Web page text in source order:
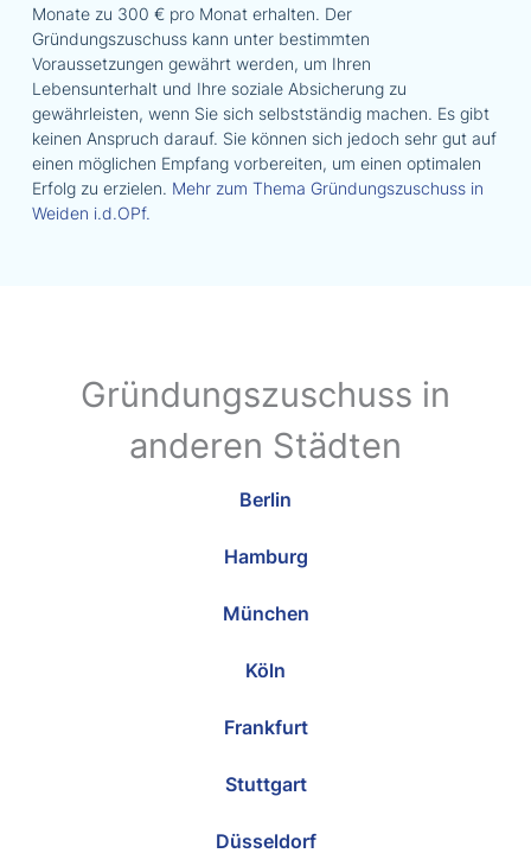
Monate zu 300 € pro Monat erhalten. Der
Gründungszuschuss kann unter bestimmten
Voraussetzungen gewährt werden, um Ihren
Lebensunterhalt und Ihre soziale Absicherung zu
gewährleisten, wenn Sie sich selbstständig machen. Es gibt
keinen Anspruch darauf. Sie können sich jedoch sehr gut auf
einen möglichen Empfang vorbereiten, um einen optimalen
Erfolg zu erzielen. Mehr zum Thema Gründungszuschuss in
Weiden i.d.OPf.
Gründungszuschuss in
anderen Städten
Berlin
Hamburg
München
Köln
Frankfurt
Stuttgart
Düsseldorf